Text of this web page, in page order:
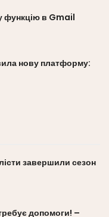
функцію в Gmail
нову платформу:
завершили сезон
допомоги! –